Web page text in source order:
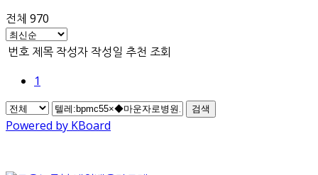
전체 970
번호 제목 작성자 작성일 추천 조회
1
검색
Powered by KBoard